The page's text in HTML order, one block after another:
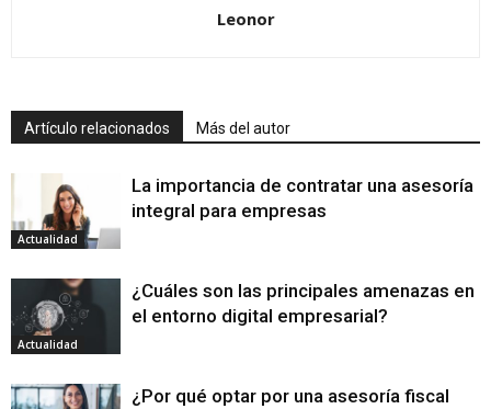
Leonor
Artículo relacionados Más del autor
Actualidad
La importancia de contratar una asesoría
integral para empresas
Actualidad
¿Cuáles son las principales amenazas en
el entorno digital empresarial?
¿Por qué optar por una asesoría fiscal